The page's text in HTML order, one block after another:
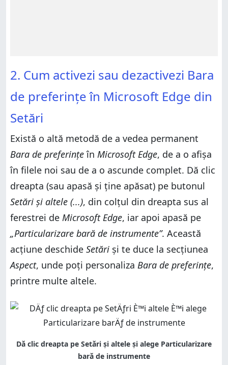
2. Cum activezi sau dezactivezi Bara
de preferințe în Microsoft Edge din
Setări
Există o altă metodă de a vedea permanent
Bara de preferințeîn Microsoft Edge, de a o afișa
în filele noi sau de a o ascunde complet. Dă clic
dreapta (sau apasă și ține apăsat) pe butonul
Setări și altele (...), din colțul din dreapta sus al
ferestrei de Microsoft Edge, iar apoi apasă pe
„Particularizare bară de instrumente”. Această
acțiune deschide Setări și te duce la secțiunea
Aspect, unde poți personaliza Bara de preferințe,
printre multe altele.